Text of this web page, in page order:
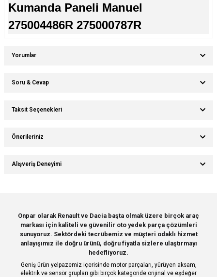
Kumanda Paneli Manuel
275004486R 275000787R
Yorumlar
Soru & Cevap
Taksit Seçenekleri
Önerileriniz
Bu ürünün fiyat bilgisi, resim, ürün açıklamalarında ve diğer konularda
yetersiz gördüğünüz noktaları öneri formunu kullanarak tarafımıza
Ürün resmi kalitesiz, bozuk veya görüntülenemiyor.
Ürün açıklamasında eksik bilgiler bulunuyor.
Ürün bilgilerinde hatalar bulunuyor.
Ürün fiyatı diğer sitelerden daha pahalı.
Bu ürüne benzer farklı alternatifler olmalı.
Alışveriş Deneyimi
Deneyimini Paylaş
Onpar olarak Renault ve Dacia başta olmak üzere birçok araç
markası için kaliteli ve güvenilir oto yedek parça çözümleri
sunuyoruz. Sektördeki tecrübemiz ve müşteri odaklı hizmet
anlayışımız ile doğru ürünü, doğru fiyatla sizlere ulaştırmayı
hedefliyoruz.
Geniş ürün yelpazemiz içerisinde motor parçaları, yürüyen aksam,
elektrik ve sensör grupları gibi birçok kategoride orijinal ve eşdeğer